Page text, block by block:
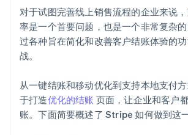
对于试图完善线上销售流程的企业来说
率是一个首要问题，也是一个非常复杂
过各种旨在简化和改善客户结账体验的
战。
从一键结账和移动优化到支持本地支付
于打造优化的结账 页面，让企业和客户
账。下面简要概述了 Stripe 如何做到这